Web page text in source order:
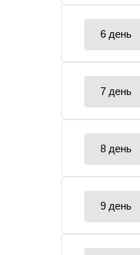
6 день
7 день
8 день
9 день